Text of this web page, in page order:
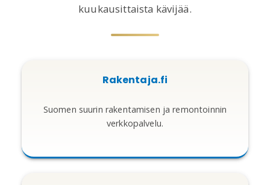
kuukausittaista kävijää.
Rakentaja.fi
Suomen suurin rakentamisen ja remontoinnin
verkkopalvelu.